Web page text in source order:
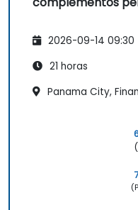
2026-09-14 09:30
21 horas
Panama City,